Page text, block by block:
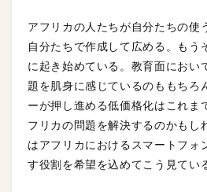
アフリカの人たちが自分たちの使
自分たちで作成して広める。もう
に起き始めている。教育面におい
題を肌身に感じているのももちろ
ーが押し進める低価格化はこれま
フリカの問題を解決するのかもし
はアフリカにおけるスマートフォ
す役割を希望を込めてこう見てい